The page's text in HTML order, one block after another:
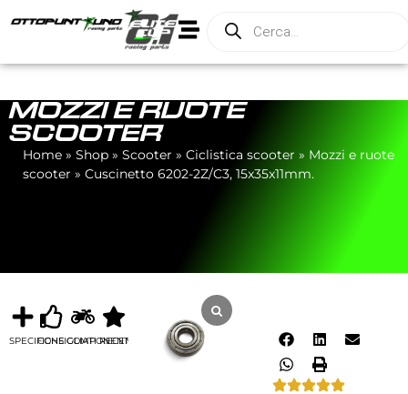
MOZZI E RUOTE
SCOOTER
Home » Shop » Scooter » Ciclistica scooter » Mozzi e ruote
scooter » Cuscinetto 6202-2Z/C3, 15x35x11mm.
SPECIFICHECONSIGLIATICOMPONENTI
RECENSIONI